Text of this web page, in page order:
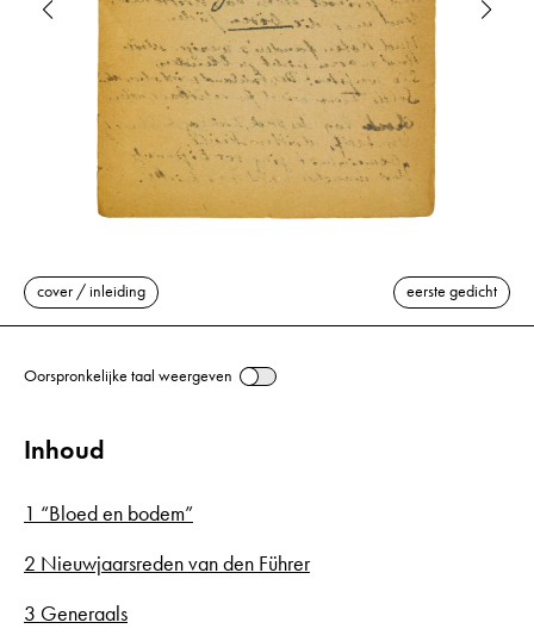
cover / inleiding eerste gedicht
Oorspronkelijke taal weergeven
Inhoud
1 “Bloed en bodem”
2 Nieuwjaarsreden van den Führer
3 Generaals